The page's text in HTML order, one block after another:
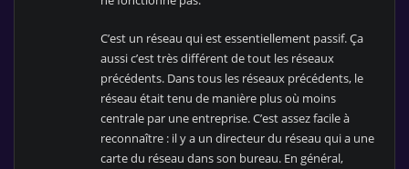
C’est un réseau qui est essentiellement passif. Ça
aussi c’est très différent de tout les réseaux
précédents. Dans tous les réseaux précédents, le
réseau était tenu de manière plus où moins
centrale par une entreprise. C’est assez facile à
reconnaître : il y a un directeur du réseau qui a une
carte du réseau dans son bureau. En général,